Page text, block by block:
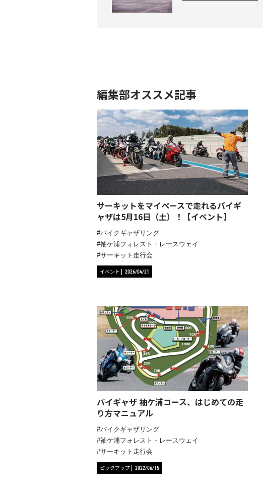
編集部オススメ記事
サーキットをマイペースで走れるバイギ
ャザは5月16日（土）！【イベント】
バイクギャザリング
袖ケ浦フォレスト・レースウェイ
サーキット走行会
イベント 2026/04/21
バイギャザ 袖ケ浦コース、はじめての走
り方マニュアル
バイクギャザリング
袖ケ浦フォレスト・レースウェイ
サーキット走行会
ピックアップ 2022/06/15